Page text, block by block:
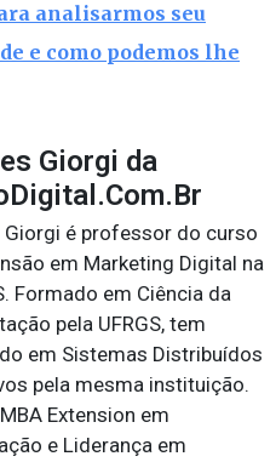
analisarmos seu
e como podemos lhe
Giorgi da
Giorgi é professor do curso
em Marketing Digital na
Formado em Ciência da
pela UFRGS, tem
em Sistemas Distribuídos
pela mesma instituição.
Extension em
e Liderança em